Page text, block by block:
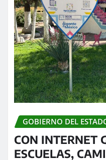
GOBIERNO DEL
CON INTERNET
ESCUELAS,